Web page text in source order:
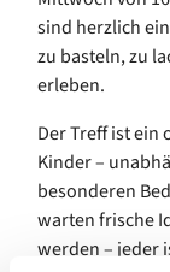
sind herzlich
zu basteln, zu
erleben.
Der Treff ist ein
Kinder –
besonderen
warten frische
werden – jeder